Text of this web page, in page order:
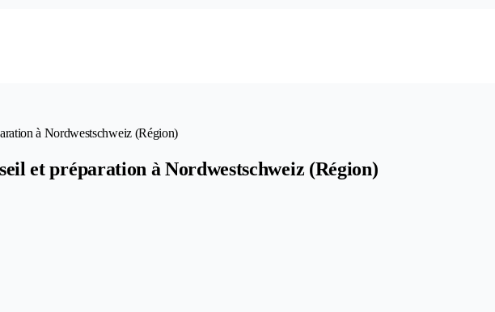
à Nordwestschweiz (Région)
et préparation à Nordwestschweiz (Région)